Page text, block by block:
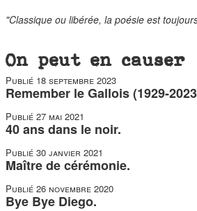
"Classique ou libérée, la poésie est
On peut en causer
Publié 18 septembre 2023
Remember le Gallois (1929-
Publié 27 mai 2021
40 ans dans le noir.
Publié 30 janvier 2021
Maître de cérémonie.
Publié 26 novembre 2020
Bye Bye Diego.